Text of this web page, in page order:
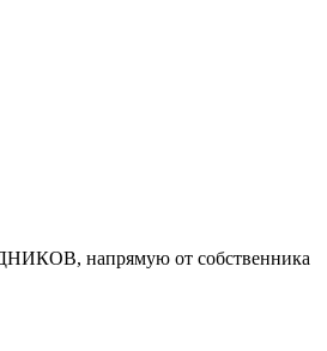
напрямую от собственника